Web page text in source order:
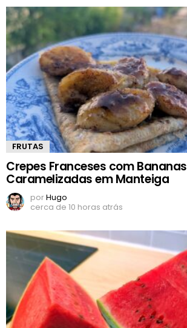
FRUTAS
Crepes Franceses com Bananas
Caramelizadas em Manteiga
porHugo
cerca de 10 horas atrás